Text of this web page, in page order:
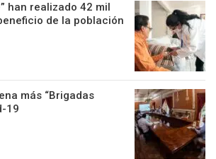
han realizado 42 mil
de la población
más “Brigadas
19